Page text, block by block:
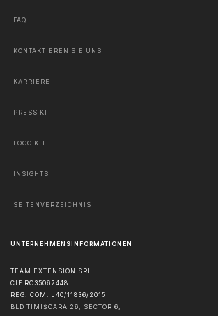
FAQ
KONTAKTIEREN SIE UNS
KARRIERE
PRESS KIT
LOGO KIT
INSIGHTS
SEITENVERZEICHNIS
UNTERNEHMENSINFORMATIONEN
TEAM EXTENSION SRL
CIF RO35062448
REG. COM. J40/11836/2015
BLD TIMIȘOARA 26, SECTOR 6,